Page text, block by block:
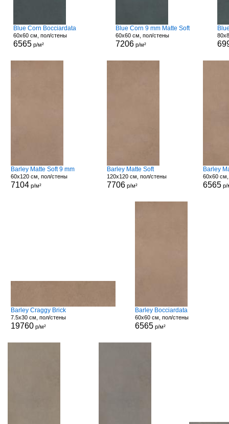
Blue Corn Bocciardata
60x60 см, пол/стены
6565 р/м²
Blue Corn 9 mm Matte Soft
60x60 см, пол/стены
7206р/м²
Barley Matte Soft 9 mm
60x120 см, пол/стены
7104р/м²
Barley Matte Soft
120x120 см, пол/стены
7706 р/м²
Barley
60x60
6565 р/
Barley Craggy Brick
7.5x30 см, пол/стены
19760р/м²
Barley Bocciardata
60x60 см, пол/стены
6565 р/м²